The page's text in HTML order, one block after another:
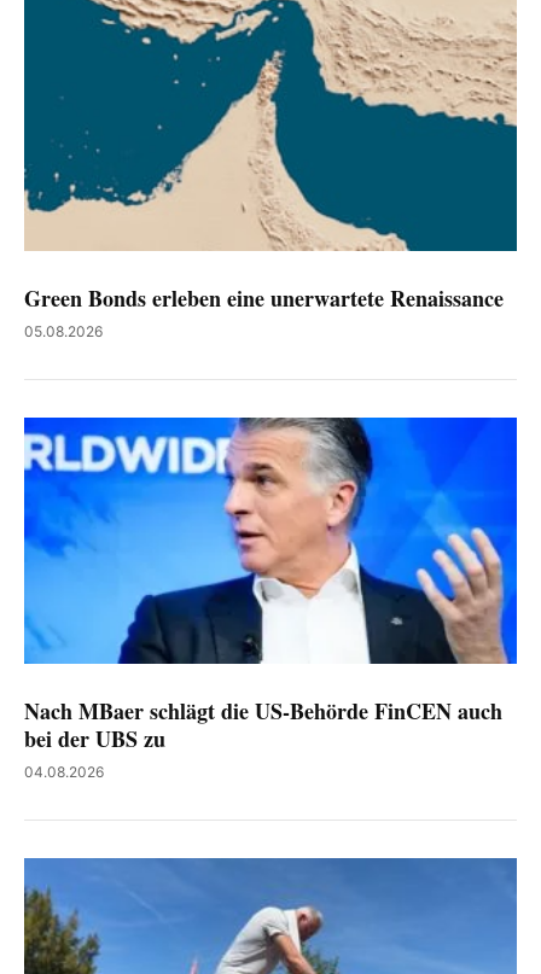
Green Bonds erleben eine unerwartete Renaissance
05.08.2026
Nach MBaer schlägt die US-Behörde FinCEN auch
bei der UBS zu
04.08.2026